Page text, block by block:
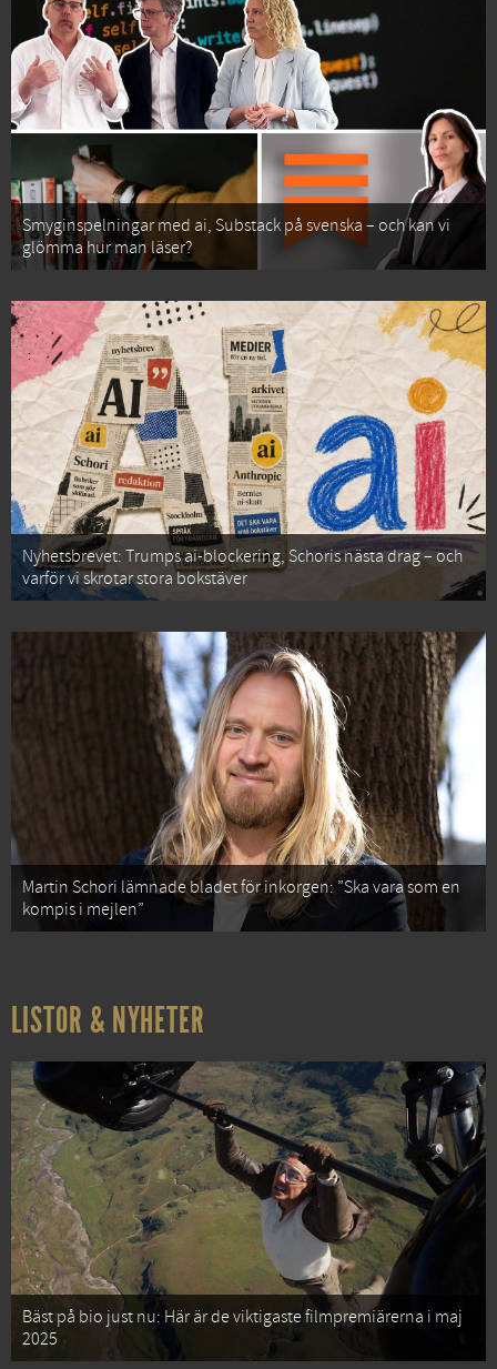
Smyginspelningar med ai, Substack på svenska – och kan vi
glömma hur man läser?
Nyhetsbrevet: Trumps ai-blockering, Schoris nästa drag – och
varför vi skrotar stora bokstäver
Martin Schori lämnade bladet för inkorgen: ”Ska vara som en
kompis i mejlen”
LISTOR & NYHETER
Bäst på bio just nu: Här är de viktigaste filmpremiärerna i maj
2025